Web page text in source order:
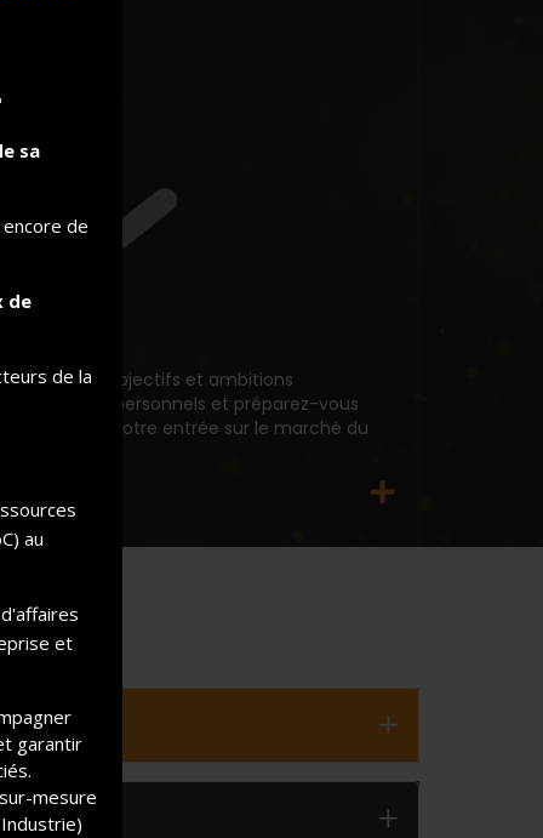
sa
de
de
de la
au
et
garantir
mesure
vos objectifs et ambitions
personnels et préparez-vous
à votre entrée sur le marché du